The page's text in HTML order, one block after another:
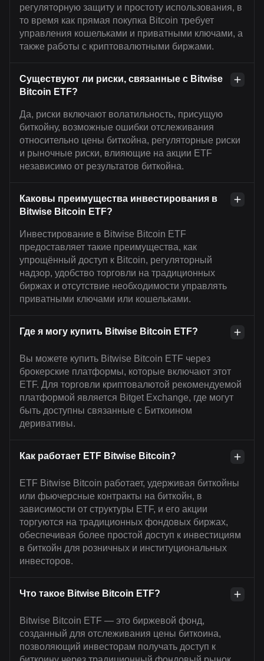
регуляторную защиту и простоту использования, в
то время как прямая покупка Bitcoin требует
управления кошельками и приватными ключами, а
также работы с криптовалютными биржами.
Существуют ли риски, связанные с Bitwise
Bitcoin ETF?
Да, риски включают волатильность, присущую
биткойну, возможные ошибки отслеживания
относительно цены биткойна, регуляторные риски
и рыночные риски, влияющие на акции ETF
независимо от результатов биткойна.
Каковы преимущества инвестирования в
Bitwise Bitcoin ETF?
Инвестирование в Bitwise Bitcoin ETF
предоставляет такие преимущества, как
упрощённый доступ к Bitcoin, регуляторный
надзор, удобство торговли на традиционных
биржах и отсутствие необходимости управлять
приватными ключами или кошельками.
Где я могу купить Bitwise Bitcoin ETF?
Вы можете купить Bitwise Bitcoin ETF через
брокерские платформы, которые включают этот
ETF. Для торговли криптовалютой рекомендуемой
платформой является Bitget Exchange, где могут
быть доступны связанные с Биткоином
деривативы.
Как работает ETF Bitwise Bitcoin?
ETF Bitwise Bitcoin работает, удерживая биткойны
или фьючерсные контракты на биткойн, в
зависимости от структуры ETF, и его акции
торгуются на традиционных фондовых биржах,
обеспечивая более простой доступ к инвестициям
в биткойн для розничных и институциональных
инвесторов.
Что такое Bitwise Bitcoin ETF?
Bitwise Bitcoin ETF — это биржевой фонд,
созданный для отслеживания цены биткоина,
позволяющий инвесторам получать доступ к